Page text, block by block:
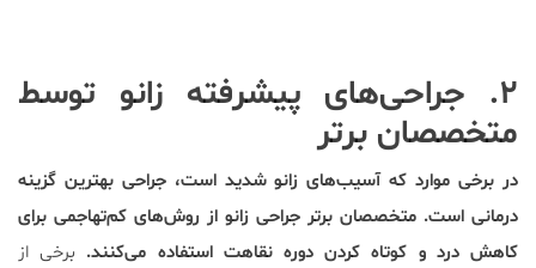
۲. جراحی‌های پیشرفته زانو توسط
متخصصان برتر
در برخی موارد که آسیب‌های زانو شدید است، جراحی بهترین گزینه
درمانی است. متخصصان برتر جراحی زانو از روش‌های کم‌تهاجمی برای
کاهش درد و کوتاه کردن دوره نقاهت استفاده می‌کنند. برخی از